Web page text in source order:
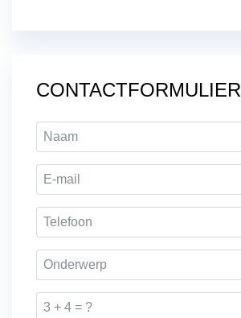
CONTACTFORMULIER